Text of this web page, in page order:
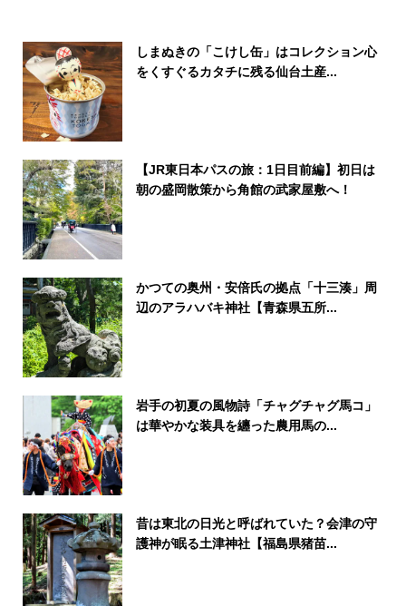
しまぬきの「こけし缶」はコレクション心
をくすぐるカタチに残る仙台土産...
【JR東日本パスの旅：1日目前編】初日は
朝の盛岡散策から角館の武家屋敷へ！
かつての奥州・安倍氏の拠点「十三湊」周
辺のアラハバキ神社【青森県五所...
岩手の初夏の風物詩「チャグチャグ馬コ」
は華やかな装具を纏った農用馬の...
昔は東北の日光と呼ばれていた？会津の守
護神が眠る土津神社【福島県猪苗...